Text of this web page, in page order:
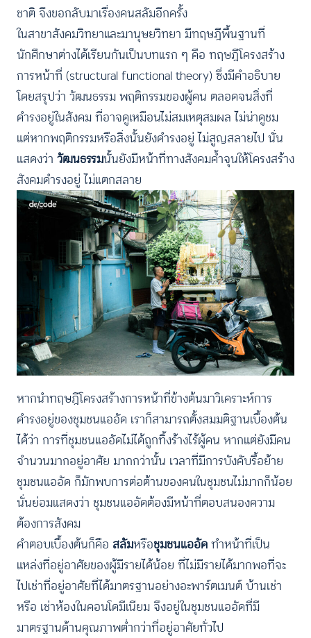
ชาติ จึงขอกลับมาเรื่องคนสลัมอีกครั้ง
ในสาขาสังคมวิทยาและมานุษยวิทยา มีทฤษฎีพื้นฐานที่
นักศึกษาต่างได้เรียนกันเป็นบทแรก ๆ คือ ทฤษฎีโครงสร้าง
การหน้าที่ (structural functional theory) ซึ่งมีคำอธิบาย
โดยสรุปว่า วัฒนธรรม พฤติกรรมของผู้คน ตลอดจนสิ่งที่
ดำรงอยู่ในสังคม ที่อาจดูเหมือนไม่สมเหตุสมผล ไม่น่าดูชม
แต่หากพฤติกรรมหรือสิ่งนั้นยังดำรงอยู่ ไม่สูญสลายไป นั่น
แสดงว่า วัฒนธรรมนั้นยังมีหน้าที่ทางสังคมค้ำจุนให้โครงสร้าง
สังคมดำรงอยู่ ไม่แตกสลาย
หากนำทฤษฎีโครงสร้างการหน้าที่ข้างต้นมาวิเคราะห์การ
ดำรงอยู่ของชุมชนแออัด เราก็สามารถตั้งสมมติฐานเบื้องต้น
ได้ว่า การที่ชุมชนแออัดไม่ได้ถูกทิ้งร้างไร้ผู้คน หากแต่ยังมีคน
จำนวนมากอยู่อาศัย มากกว่านั้น เวลาที่มีการบังคับรื้อย้าย
ชุมชนแออัด ก็มักพบการต่อต้านของคนในชุมชนไม่มากก็น้อย
นั่นย่อมแสดงว่า ชุมชนแออัดต้องมีหน้าที่ตอบสนองความ
ต้องการสังคม
คำตอบเบื้องต้นก็คือ สลัมหรือชุมชนแออัดทำหน้าที่เป็น
แหล่งที่อยู่อาศัยของผู้มีรายได้น้อย ที่ไม่มีรายได้มากพอที่จะ
ไปเช่าที่อยู่อาศัยที่ได้มาตรฐานอย่างอะพาร์ตเมนต์ บ้านเช่า
หรือ เช่าห้องในคอนโดมีเนียม จึงอยู่ในชุมชนแออัดที่มี
มาตรฐานด้านคุณภาพต่ำกว่าที่อยู่อาศัยทั่วไป